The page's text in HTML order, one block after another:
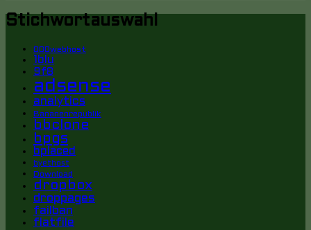
Stichwortauswahl
000webhost
1blu
9f8
adsense
analytics
Bananenrepublik
bbclone
bpgs
bplaced
byethost
Download
dropbox
droppages
failban
flatfile